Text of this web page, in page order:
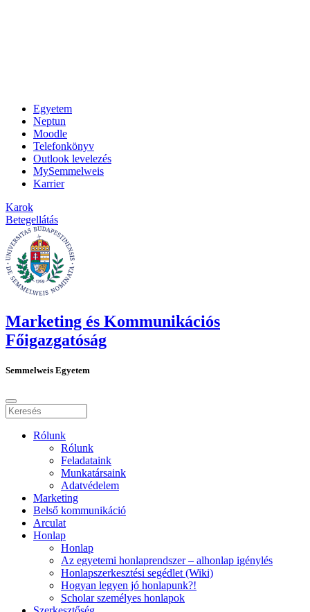
Egyetem
Neptun
Moodle
Telefonkönyv
Outlook levelezés
MySemmelweis
Karrier
Karok
Betegellátás
Marketing és Kommunikációs
Főigazgatóság
Semmelweis Egyetem
Rólunk
Rólunk
Feladataink
Munkatársaink
Adatvédelem
Marketing
Belső kommunikáció
Arculat
Honlap
Honlap
Az egyetemi honlaprendszer – alhonlap igénylés
Honlapszerkesztési segédlet (Wiki)
Hogyan legyen jó honlapunk?!
Scholar személyes honlapok